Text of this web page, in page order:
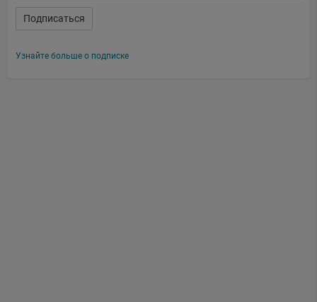
Подписаться
Узнайте больше о подписке